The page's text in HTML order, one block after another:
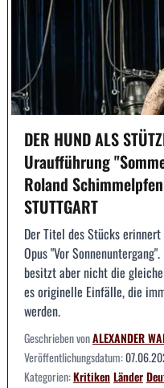
DER HUND ALS
Uraufführung
Roland
STUTTGART
Der Titel des Stücks
Opus "Vor
besitzt aber nicht die
es originelle Einfälle, die
werden.
Geschrieben vonALEXANDER
Veröffentlichungsdatum:
Kategorien:KritikenLänder